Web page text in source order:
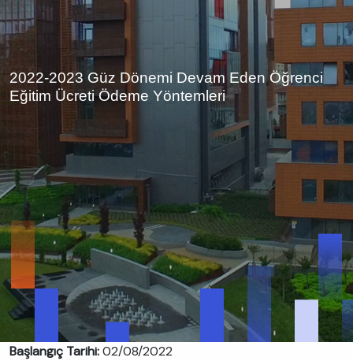
2022-2023 Güz Dönemi Devam Eden Öğrenci
Eğitim Ücreti Ödeme Yöntemleri
Başlangıç Tarihi:02/08/2022